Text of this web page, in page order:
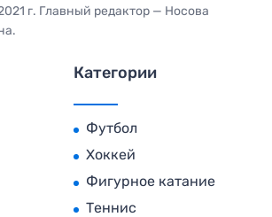
г. Главный редактор — Носова
Категории
Футбол
Хоккей
Фигурное катание
Теннис